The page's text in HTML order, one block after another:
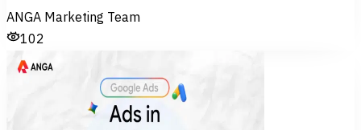
ANGA Marketing Team
102